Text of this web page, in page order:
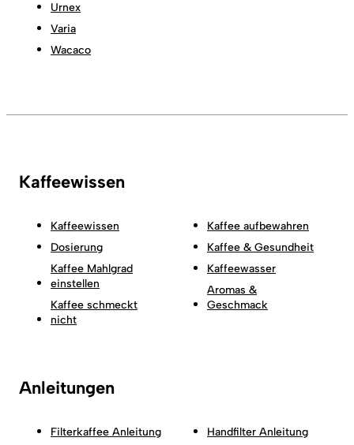
Urnex
Varia
Wacaco
Kaffeewissen
Kaffeewissen
Dosierung
Kaffee Mahlgrad
einstellen
Kaffee schmeckt
nicht
Kaffee aufbewahren
Kaffee & Gesundheit
Kaffeewasser
Aromas &
Geschmack
Anleitungen
Filterkaffee Anleitung
Handfilter Anleitung